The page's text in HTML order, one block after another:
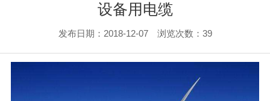
设备用电缆
发布日期：2018-12-07 浏览次数： 39